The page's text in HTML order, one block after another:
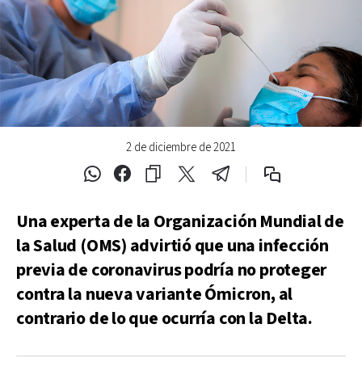
2 de diciembre de 2021
Una experta de la Organización Mundial de
la Salud (OMS) advirtió que una infección
previa de coronavirus podría no proteger
contra la nueva variante Ómicron, al
contrario de lo que ocurría con la Delta.